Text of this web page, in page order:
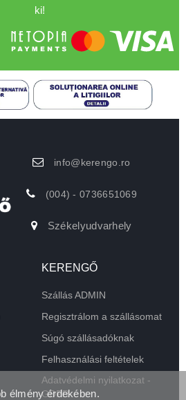
ki!
info@kerengo.ro
(004) - 0736651069
Székelyudvarhely
KERENGŐ
Szállás ADMIN
Regisztrálom a szállásomat
Súgó szállásadóknak
Felhasználási feltételek
Adatvédelmi nyilatkozat -
GDPR
élmény érdekében.